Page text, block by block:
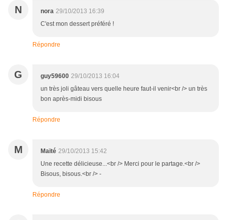
N nora 29/10/2013 16:39
C'est mon dessert préféré !
Répondre
G guy59600 29/10/2013 16:04
un très joli gâteau vers quelle heure faut-il venir<br /> un très
bon après-midi bisous
Répondre
M Maïté 29/10/2013 15:42
Une recette délicieuse...<br /> Merci pour le partage.<br />
Bisous, bisous.<br /> -
Répondre